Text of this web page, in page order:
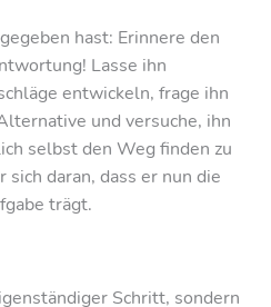
hast: Erinnere den
Lasse ihn
entwickeln, frage ihn
und versuche, ihn
selbst den Weg finden zu
daran, dass er nun die
trägt.
Schritt, sondern